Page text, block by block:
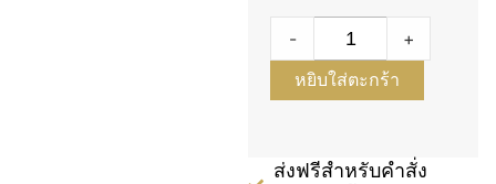
- +
หยิบใส่ตะกร้า
ส่งฟรีสำหรับคำสั่ง